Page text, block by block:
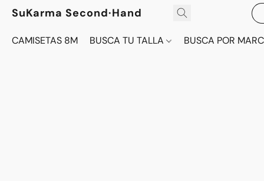
SuKarma Second·Hand
CAMISETAS 8M BUSCA TU TALLA BUSCA POR